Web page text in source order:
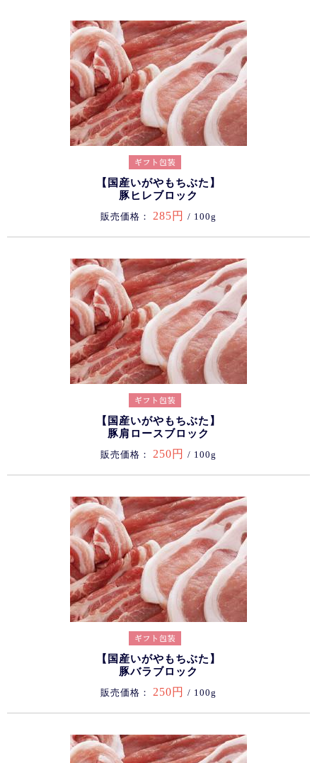
【国産いがやもちぶた】
豚ヒレブロック
販売価格： 285円 / 100g
【国産いがやもちぶた】
豚肩ロースブロック
販売価格： 250円 / 100g
【国産いがやもちぶた】
豚バラブロック
販売価格： 250円 / 100g